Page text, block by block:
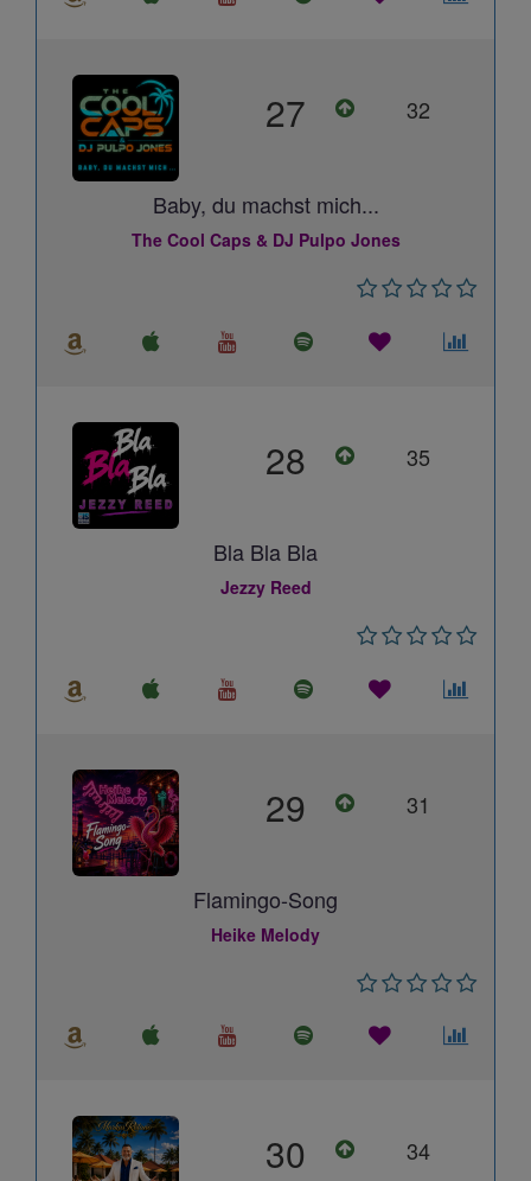
27 32
Baby, du machst mich...
The Cool Caps & DJ Pulpo Jones
28 35
Bla Bla Bla
Jezzy Reed
29 31
Flamingo-Song
Heike Melody
30 34